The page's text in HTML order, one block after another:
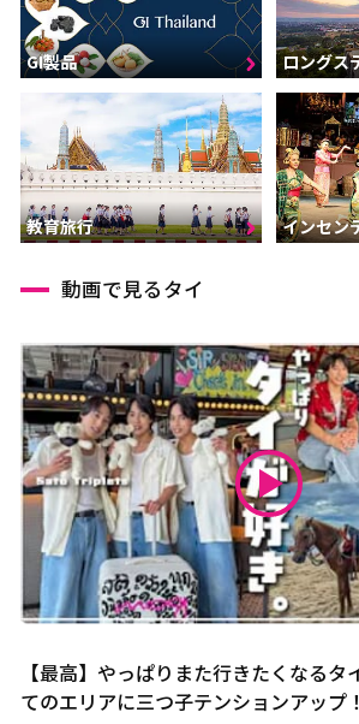
GI製品 ロングス
教育旅行 インセン
動画で見るタイ
【最高】やっぱりまた行きたくなるタ
てのエリアに三つ子テンションアップ！